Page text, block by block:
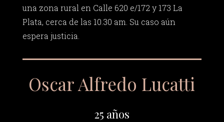
una zona rural en Calle 620 e/172 y 173 La
Plata, cerca de las 10.30 am. Su caso aún
espera justicia.
Oscar Alfredo Lucatti
25 años